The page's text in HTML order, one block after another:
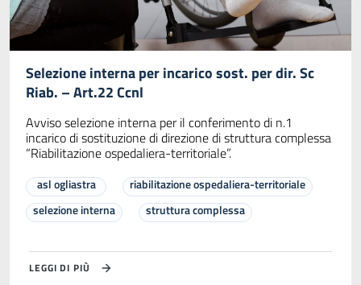
Selezione interna per incarico sost. per dir. Sc
Riab. – Art.22 Ccnl
Avviso selezione interna per il conferimento di n.1
incarico di sostituzione di direzione di struttura complessa
“Riabilitazione ospedaliera-territoriale”.
asl ogliastra
riabilitazione ospedaliera-territoriale
selezione interna
struttura complessa
LEGGI DI PIÙ